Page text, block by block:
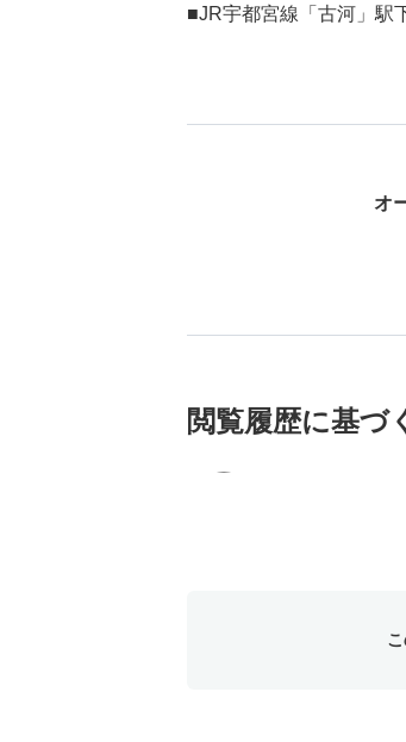
■JR宇都宮線「古河」
オ
閲覧履歴に基づ